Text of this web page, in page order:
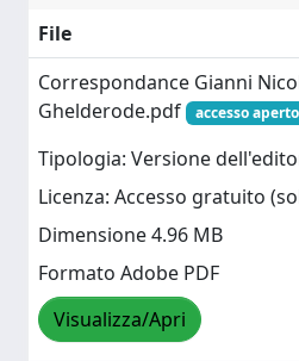
File
Correspondance Gianni
Ghelderode.pdf
accesso aperto
Tipologia: Versione
Licenza: Accesso gratuito
Dimensione 4.96 MB
Formato Adobe PDF
Visualizza/Apri